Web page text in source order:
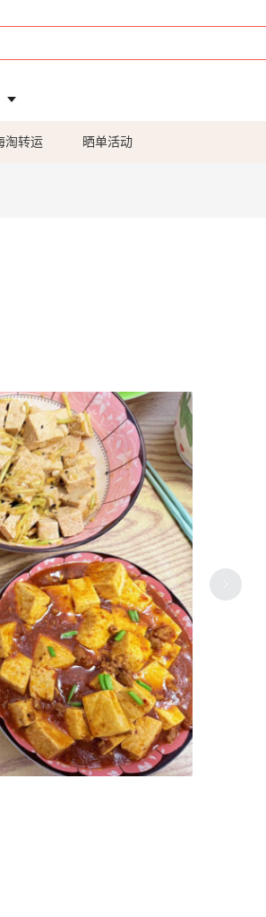
淘转运 晒单活动
和同事们一起来吃美食，这家餐厅又上新
了不少菜品！
13天前
好久没吃咖喱了，来食堂吃一碗咖喱猪排
饭啦